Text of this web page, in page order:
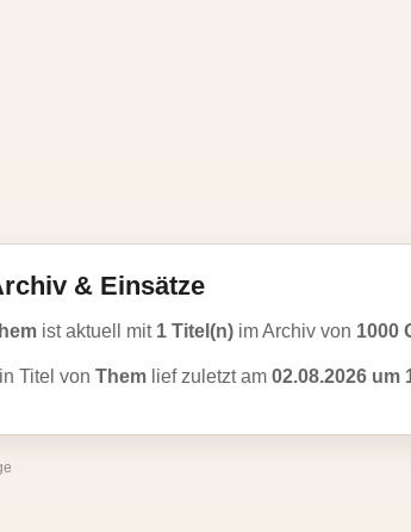
& Einsätze
ist aktuell mit 1 Titel(n) im Archiv von 1000
Titel von Them lief zuletzt am 02.08.2026 um